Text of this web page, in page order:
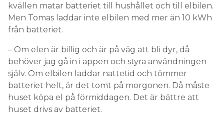
kvällen matar batteriet till hushållet och till elbilen.
Men Tomas laddar inte elbilen med mer än 10 kWh
från batteriet.
– Om elen är billig och är på väg att bli dyr, då
behöver jag gå in i appen och styra användningen
själv. Om elbilen laddar nattetid och tömmer
batteriet helt, är det tomt på morgonen. Då måste
huset köpa el på förmiddagen. Det är bättre att
huset drivs av batteriet.